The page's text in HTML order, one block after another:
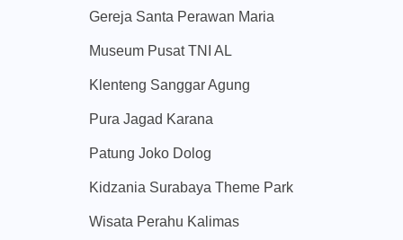
Gereja Santa Perawan Maria
Museum Pusat TNI AL
Klenteng Sanggar Agung
Pura Jagad Karana
Patung Joko Dolog
Kidzania Surabaya Theme Park
Wisata Perahu Kalimas